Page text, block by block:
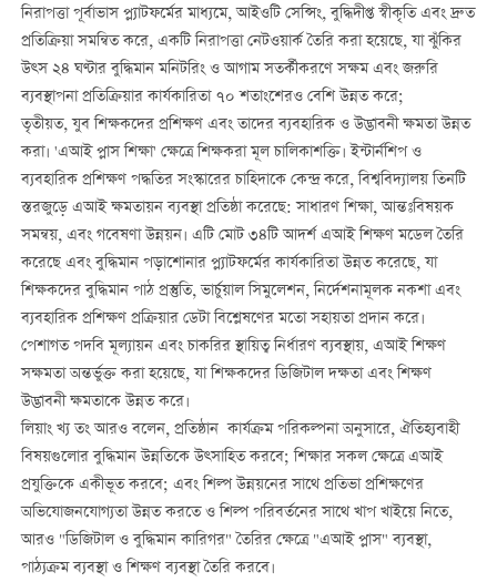
নিরাপত্তা পূর্বাভাস প্ল্যাটফর্মের মাধ্যমে, আইওটি সেন্সিং, বুদ্ধিদীপ্ত স্বীকৃতি এবং দ্রুত
প্রতিক্রিয়া সমন্বিত করে, একটি নিরাপত্তা নেটওয়ার্ক তৈরি করা হয়েছে, যা ঝুঁকির
উত্স ২৪ ঘণ্টার বুদ্ধিমান মনিটরিং ও আগাম সতর্কীকরণে সক্ষম এবং জরুরি
ব্যবস্থাপনা প্রতিক্রিয়ার কার্যকারিতা ৭০ শতাংশেরও বেশি উন্নত করে;
তৃতীয়ত, যুব শিক্ষকদের প্রশিক্ষণ এবং তাদের ব্যবহারিক ও উদ্ভাবনী ক্ষমতা উন্নত
করা। 'এআই প্লাস শিক্ষা' ক্ষেত্রে শিক্ষকরা মূল চালিকাশক্তি। ইন্টার্নশিপ ও
ব্যবহারিক প্রশিক্ষণ পদ্ধতির সংস্কারের চাহিদাকে কেন্দ্র করে, বিশ্ববিদ্যালয় তিনটি
স্তরজুড়ে এআই ক্ষমতায়ন ব্যবস্থা প্রতিষ্ঠা করেছে: সাধারণ শিক্ষা, আন্তঃবিষয়ক
সমন্বয়, এবং গবেষণা উন্নয়ন। এটি মোট ৩৪টি আদর্শ এআই শিক্ষণ মডেল তৈরি
করেছে এবং বুদ্ধিমান পড়াশোনার প্ল্যাটফর্মের কার্যকারিতা উন্নত করেছে, যা
শিক্ষকদের বুদ্ধিমান পাঠ প্রস্তুতি, ভার্চুয়াল সিমুলেশন, নির্দেশনামূলক নকশা এবং
ব্যবহারিক প্রশিক্ষণ প্রক্রিয়ার ডেটা বিশ্লেষণের মতো সহায়তা প্রদান করে।
পেশাগত পদবি মূল্যায়ন এবং চাকরির স্থায়িত্ব নির্ধারণ ব্যবস্থায়, এআই শিক্ষণ
সক্ষমতা অন্তর্ভুক্ত করা হয়েছে, যা শিক্ষকদের ডিজিটাল দক্ষতা এবং শিক্ষণ
উদ্ভাবনী ক্ষমতাকে উন্নত করে।
লিয়াং খ্য তং আরও বলেন, প্রতিষ্ঠান কার্যক্রম পরিকল্পনা অনুসারে, ঐতিহ্যবাহী
বিষয়গুলোর বুদ্ধিমান উন্নতিকে উত্সাহিত করবে; শিক্ষার সকল ক্ষেত্রে এআই
প্রযুক্তিকে একীভূত করবে; এবং শিল্প উন্নয়নের সাথে প্রতিভা প্রশিক্ষণের
অভিযোজনযোগ্যতা উন্নত করতে ও শিল্প পরিবর্তনের সাথে খাপ খাইয়ে নিতে,
আরও "ডিজিটাল ও বুদ্ধিমান কারিগর" তৈরির ক্ষেত্রে "এআই প্লাস" ব্যবস্থা,
পাঠ্যক্রম ব্যবস্থা ও শিক্ষণ ব্যবস্থা তৈরি করবে।